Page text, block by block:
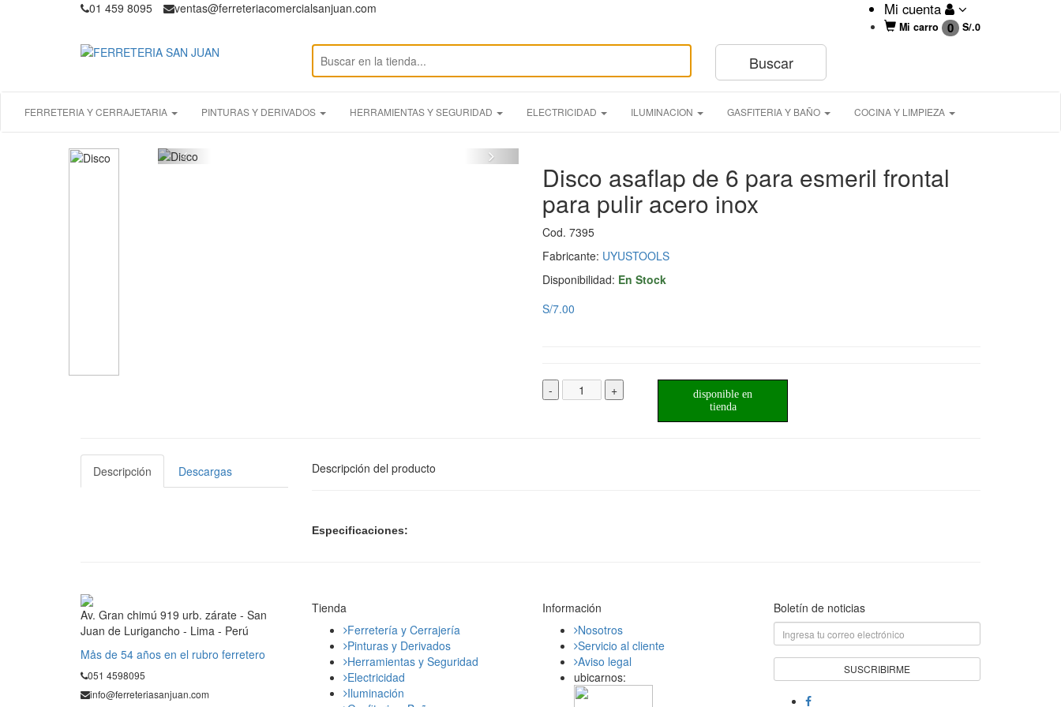
01 459 8095 ventas@ferreteriacomercialsanjuan.com Mi cuenta
Mi carro 0 S/.0
FERRETERIA Y CERRAJETARIA PINTURAS Y DERIVADOS HERRAMIENTAS Y SEGURIDAD ELECTRICIDAD ILUMINACION GASFITERIA Y BAÑO COCINA Y LIMPIEZA
Disco asaflap de 6 para esmeril frontal
para pulir acero inox
Cod. 7395
Fabricante: UYUSTOOLS
Disponibilidad: En Stock
S/7.00
- +
disponible en
tienda
Descripción Descargas Descripción del producto
Especificaciones:
Av. Gran chimú 919 urb. zárate - San
Juan de Lurigancho - Lima - Perú
Mås de 54 años en el rubro ferretero
051 4598095
info@ferreteriasanjuan.com
Tienda
Ferretería y Cerrajería
Pinturas y Derivados
Herramientas y Seguridad
Electricidad
Iluminación
Información
Nosotros
Servicio al cliente
Aviso legal
ubicarnos:
Boletín de noticias